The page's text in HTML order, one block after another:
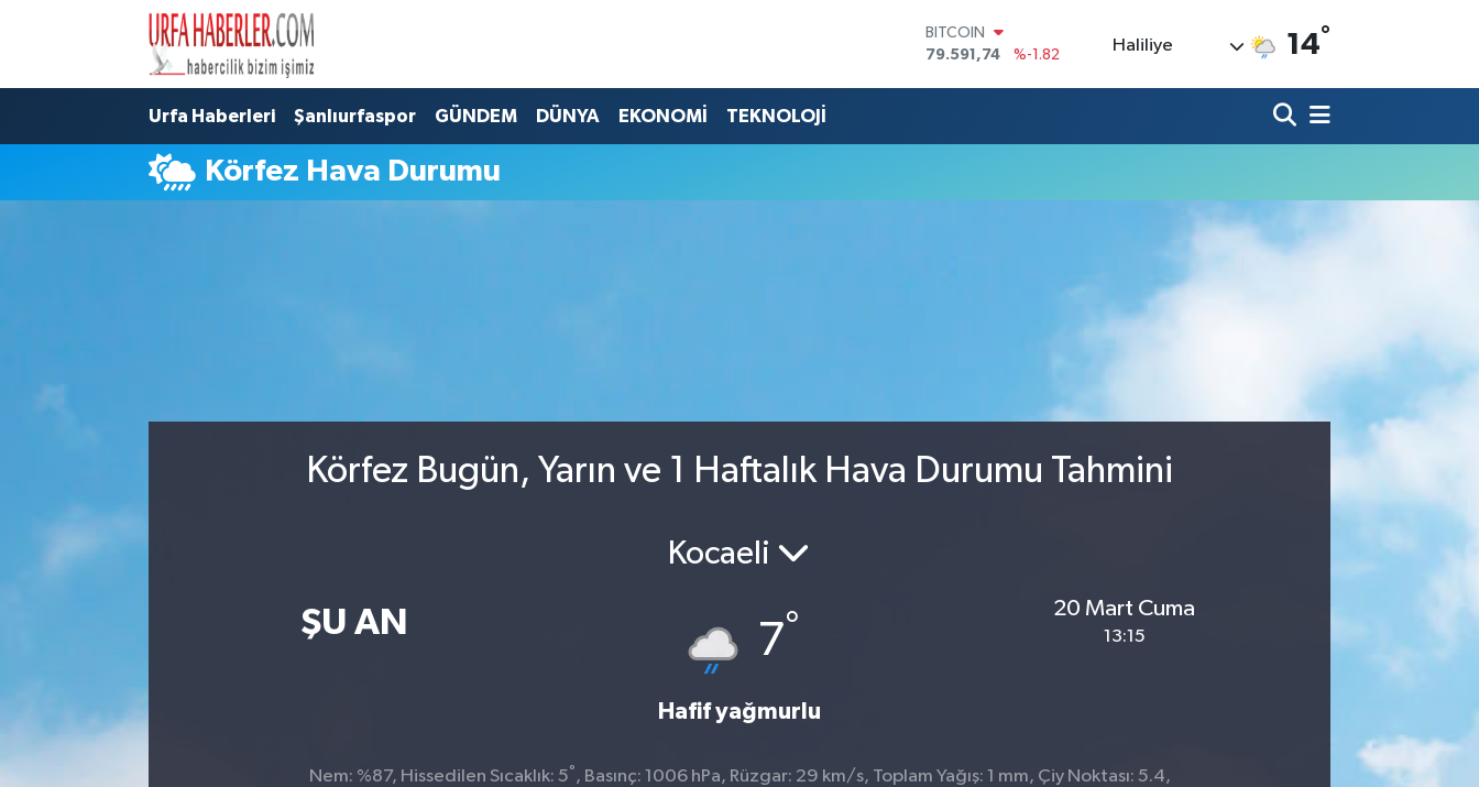
BITCOIN
79.591,74
%-1.82
45,43620
%0.02
Haliliye 14°
Urfa Haberleri Şanlıurfaspor GÜNDEM DÜNYA EKONOMİ TEKNOLOJİ
Körfez Hava Durumu
Körfez Bugün, Yarın ve 1 Haftalık Hava Durumu Tahmini
ŞU AN
Kocaeli
7°
Hafif yağmurlu
20 Mart Cuma
13:15
Nem: %87, Hissedilen Sıcaklık: 5° , Basınç: 1006 hPa, Rüzgar: 29 km/s, Toplam Yağış: 1 mm, Çiy Noktası: 5.4,
Şanlıurfa Nöbetçi Eczaneler
Şanlıurfa Namaz Vakitleri
Son Dakika Haberleri